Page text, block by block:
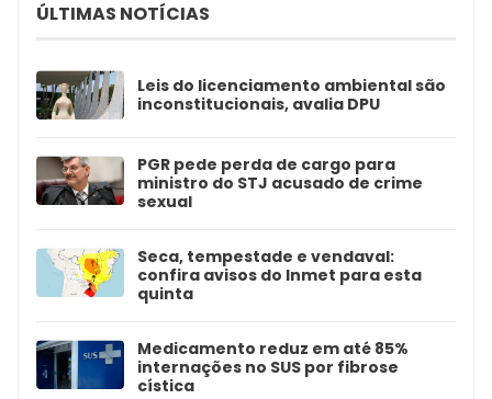
ÚLTIMAS NOTÍCIAS
Leis do licenciamento ambiental são
inconstitucionais, avalia DPU
PGR pede perda de cargo para
ministro do STJ acusado de crime
sexual
Seca, tempestade e vendaval:
confira avisos do Inmet para esta
quinta
Medicamento reduz em até 85%
internações no SUS por fibrose
cística